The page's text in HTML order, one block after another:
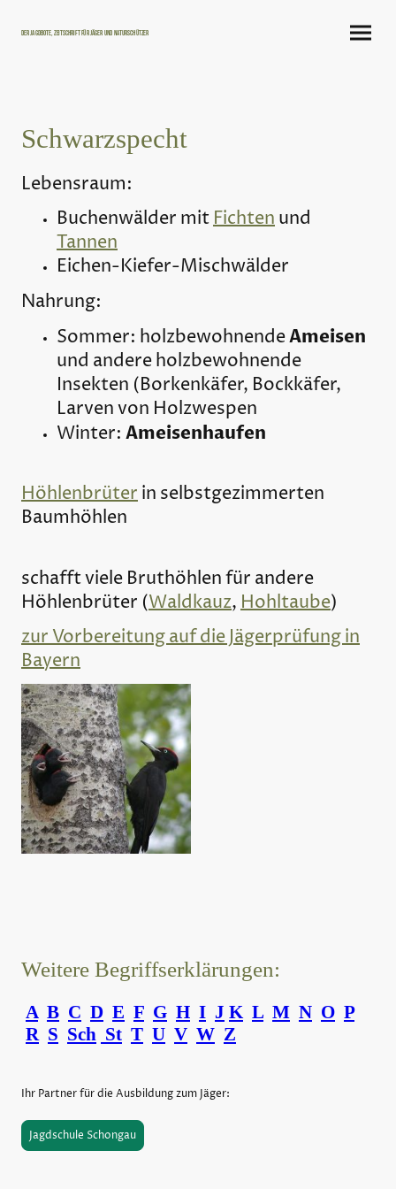
Der Jagdbote, Zeitschrift für Jäger und Naturschützer
Schwarzspecht
Lebensraum:
Buchenwälder mitFichtenund
Tannen
Eichen-Kiefer-Mischwälder
Nahrung:
Sommer: holzbewohnendeAmeisen
und andere holzbewohnende
Insekten (Borkenkäfer, Bockkäfer,
Larven von Holzwespen
Winter: Ameisenhaufen
Höhlenbrüterin selbstgezimmerten
Baumhöhlen
schafft viele Bruthöhlen für andere
Höhlenbrüter (Waldkauz,Hohltaube)
zur Vorbereitung auf die Jägerprüfung in
Bayern
Weitere Begriffserklärungen:
A B C D E F G H I J K L M N O P
R S Sch St T U V W Z
Ihr Partner für die Ausbildung zum Jäger:
Jagdschule Schongau